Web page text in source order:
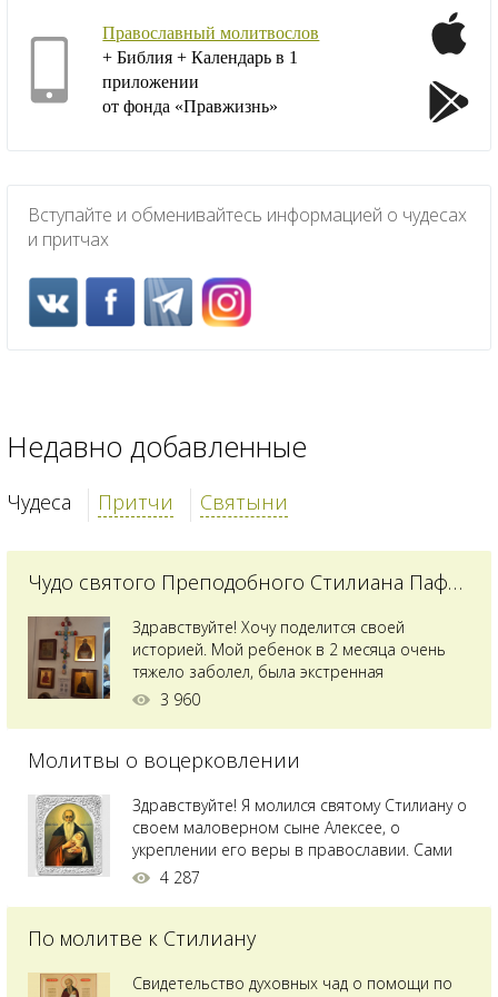
Православный молитвослов
+ Библия + Календарь в 1
приложении
от фонда «Правжизнь»
Вступайте и обменивайтесь информацией о чудесах
и притчах
Недавно добавленные
Чудеса Притчи Святыни
Чудо святого Преподобного Стилиана Пафлагонского
Здравствуйте! Хочу поделится своей
историей. Мой ребенок в 2 месяца очень
тяжело заболел, была экстренная
сложнейшая операция, состояние после
святого Владимира я увидела незнакомую
позже прочитав про него, узнала про
Преподобного...
3 960
Молитвы о воцерковлении
Здравствуйте! Я молился святому Стилиану о
своем маловерном сыне Алексее, о
укреплении его веры в православии. Сами
мы с супругой воцерковлены. Через год
вершину. Приложились к множеству святынь
4 287
По молитве к Стилиану
Свидетельство духовных чад о помощи по